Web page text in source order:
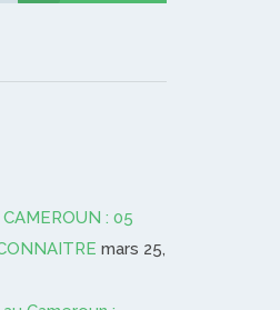
: 05
mars 25,